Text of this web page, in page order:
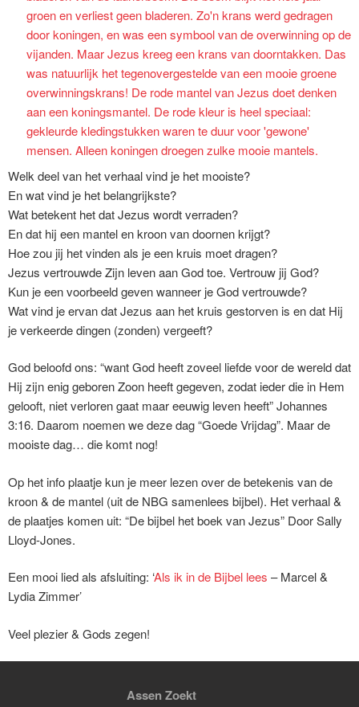
Welk deel van het verhaal vind je het mooiste?
En wat vind je het belangrijkste?
Wat betekent het dat Jezus wordt verraden?
En dat hij een mantel en kroon van doornen krijgt?
Hoe zou jij het vinden als je een kruis moet dragen?
Jezus vertrouwde Zijn leven aan God toe. Vertrouw jij God?
Kun je een voorbeeld geven wanneer je God vertrouwde?
Wat vind je ervan dat Jezus aan het kruis gestorven is en dat Hij
je verkeerde dingen (zonden) vergeeft?
God beloofd ons: “want God heeft zoveel liefde voor de wereld dat
Hij zijn enig geboren Zoon heeft gegeven, zodat ieder die in Hem
gelooft, niet verloren gaat maar eeuwig leven heeft” Johannes
3:16. Daarom noemen we deze dag “Goede Vrijdag”. Maar de
mooiste dag… die komt nog!
Op het info plaatje kun je meer lezen over de betekenis van de
kroon & de mantel (uit de NBG samenlees bijbel). Het verhaal &
de plaatjes komen uit: “De bijbel het boek van Jezus” Door Sally
Lloyd-Jones.
Een mooi lied als afsluiting: ‘Als ik in de Bijbel lees – Marcel &
Lydia Zimmer’
Veel plezier & Gods zegen!
Assen Zoekt